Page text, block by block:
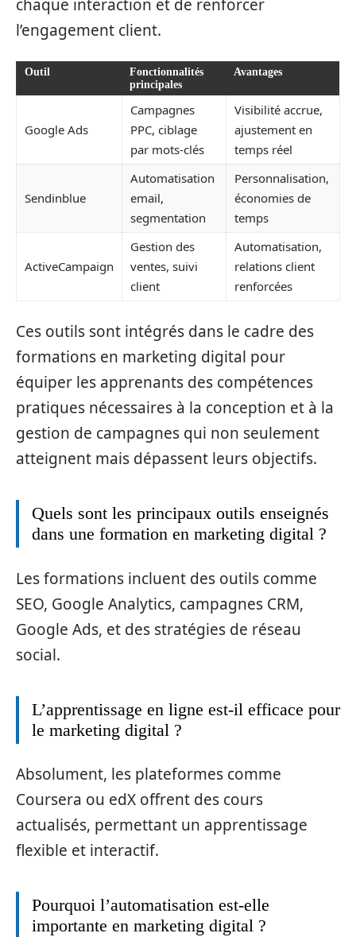
chaque interaction et de renforcer
l’engagement client.
Outil
Fonctionnalités
principales
Avantages
Google Ads
Campagnes
PPC, ciblage
par mots-clés
Visibilité accrue,
ajustement en
temps réel
Sendinblue
Automatisation
email,
segmentation
Personnalisation,
économies de
temps
ActiveCampaign
Gestion des
ventes, suivi
client
Automatisation,
relations client
renforcées
Ces outils sont intégrés dans le cadre des
formations en marketing digital pour
équiper les apprenants des compétences
pratiques nécessaires à la conception et à la
gestion de campagnes qui non seulement
atteignent mais dépassent leurs objectifs.
Quels sont les principaux outils enseignés
dans une formation en marketing digital ?
Les formations incluent des outils comme
SEO, Google Analytics, campagnes CRM,
Google Ads, et des stratégies de réseau
social.
L’apprentissage en ligne est-il efficace pour
le marketing digital ?
Absolument, les plateformes comme
Coursera ou edX offrent des cours
actualisés, permettant un apprentissage
flexible et interactif.
Pourquoi l’automatisation est-elle
importante en marketing digital ?